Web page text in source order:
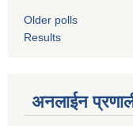
Older polls
Results
अनलाईन